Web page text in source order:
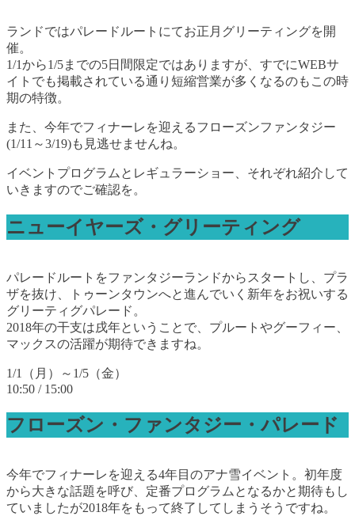
ランドではパレードルートにてお正月グリーティングを開
催。
1/1から1/5までの5日間限定ではありますが、すでにWEBサ
イトでも掲載されている通り短縮営業が多くなるのもこの時
期の特徴。
また、今年でフィナーレを迎えるフローズンファンタジー
(1/11～3/19)も見逃せませんね。
イベントプログラムとレギュラーショー、それぞれ紹介して
いきますのでご確認を。
ニューイヤーズ・グリーティング
パレードルートをファンタジーランドからスタートし、プラ
ザを抜け、トゥーンタウンへと進んでいく新年をお祝いする
グリーティグパレード。
2018年の干支は戌年ということで、プルートやグーフィー、
マックスの活躍が期待できますね。
1/1（月）～1/5（金）
10:50 / 15:00
フローズン・ファンタジー・パレード
今年でフィナーレを迎える4年目のアナ雪イベント。初年度
から大きな話題を呼び、定番プログラムとなるかと期待もし
ていましたが2018年をもって終了してしまうそうですね。